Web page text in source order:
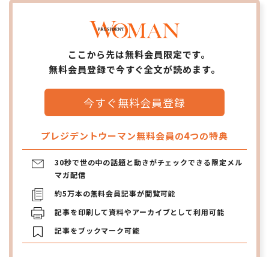
ここから先は無料会員限定です。
無料会員登録で今すぐ全文が読めます。
今すぐ無料会員登録
プレジデントウーマン無料会員の4つの特典
30秒で世の中の話題と動きがチェックできる限定メル
マガ配信
約5万本の無料会員記事が閲覧可能
記事を印刷して資料やアーカイブとして利用可能
記事をブックマーク可能